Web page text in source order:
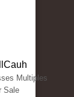
Multiples
Sale